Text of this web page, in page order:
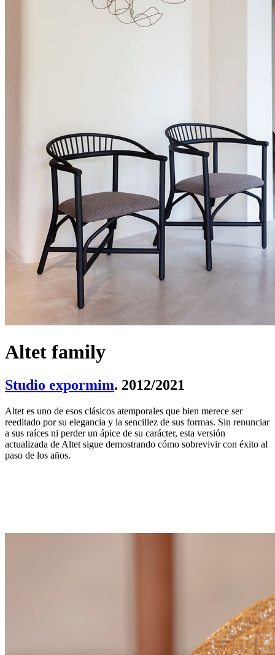
Altet family
Studio expormim. 2012/2021
Altet es uno de esos clásicos atemporales que bien merece ser
reeditado por su elegancia y la sencillez de sus formas. Sin renunciar
a sus raíces ni perder un ápice de su carácter, esta versión
actualizada de Altet sigue demostrando cómo sobrevivir con éxito al
paso de los años.